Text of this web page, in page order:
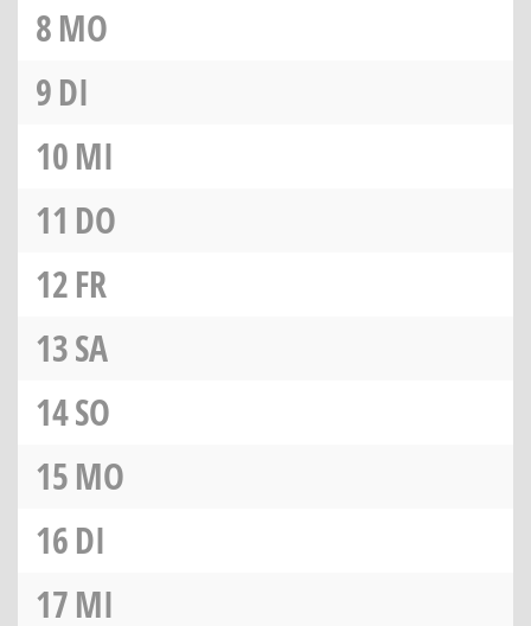
8MO
9DI
10MI
11 DO
12FR
13SA
14SO
15MO
16DI
17MI